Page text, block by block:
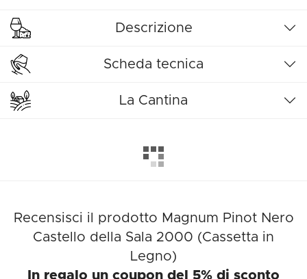
Descrizione
Scheda tecnica
La Cantina
Recensisci il prodotto Magnum Pinot Nero
Castello della Sala 2000 (Cassetta in
Legno)
In regalo un coupon del 5% di sconto